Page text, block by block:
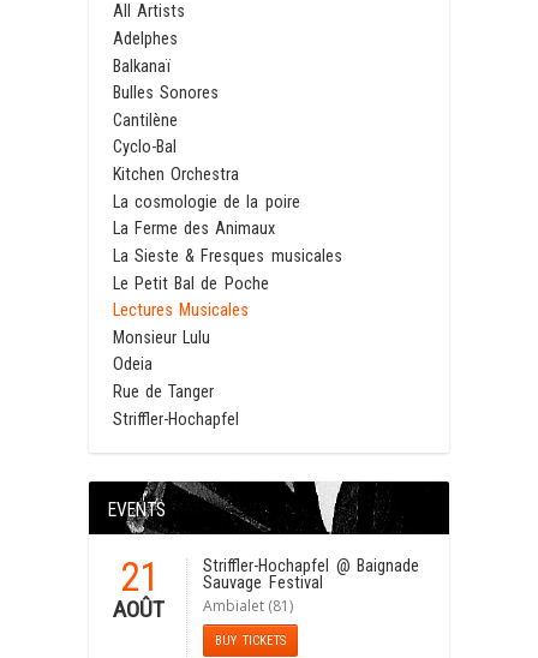
All Artists
Adelphes
Balkanaï
Bulles Sonores
Cantilène
Cyclo-Bal
Kitchen Orchestra
La cosmologie de la poire
La Ferme des Animaux
La Sieste & Fresques musicales
Le Petit Bal de Poche
Lectures Musicales
Monsieur Lulu
Odeia
Rue de Tanger
Striffler-Hochapfel
EVENTS
21
AOÛT
Striffler-Hochapfel @ Baignade
Sauvage Festival
Ambialet (81)
BUY TICKETS